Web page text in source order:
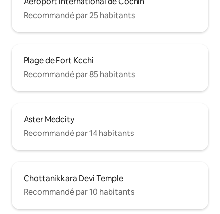
Recommandé par 25 habitants
Plage de Fort Kochi
Recommandé par 85 habitants
Aster Medcity
Recommandé par 14 habitants
Chottanikkara Devi Temple
Recommandé par 10 habitants